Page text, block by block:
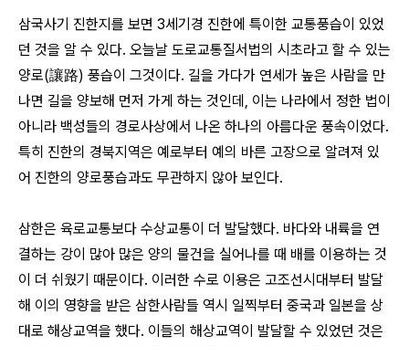
삼국사기 진한지를 보면 3세기경 진한에 특이한 교통풍습이 있었
던 것을 알 수 있다. 오늘날 도로교통질서법의 시초라고 할 수 있는
양로(讓路) 풍습이 그것이다. 길을 가다가 연세가 높은 사람을 만
나면 길을 양보해 먼저 가게 하는 것인데, 이는 나라에서 정한 법이
아니라 백성들의 경로사상에서 나온 하나의 아름다운 풍속이었다.
특히 진한의 경북지역은 예로부터 예의 바른 고장으로 알려져 있
어 진한의 양로풍습과도 무관하지 않아 보인다.
삼한은 육로교통보다 수상교통이 더 발달했다. 바다와 내륙을 연
결하는 강이 많아 많은 양의 물건을 실어나를 때 배를 이용하는 것
이 더 쉬웠기 때문이다. 이러한 수로 이용은 고조선시대부터 발달
해 이의 영향을 받은 삼한사람들 역시 일찍부터 중국과 일본을 상
대로 해상교역을 했다. 이들의 해상교역이 발달할 수 있었던 것은